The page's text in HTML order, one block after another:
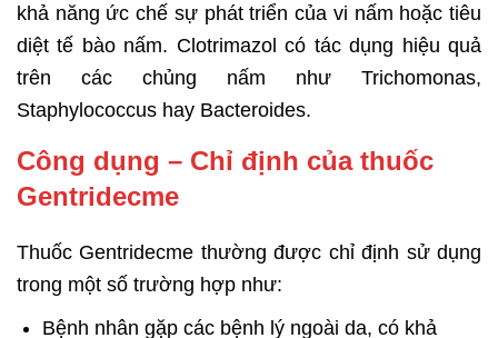
khả năng ức chế sự phát triển của vi nấm hoặc tiêu
diệt tế bào nấm. Clotrimazol có tác dụng hiệu quả
trên các chủng nấm như Trichomonas,
Staphylococcus hay Bacteroides.
Công dụng – Chỉ định của thuốc
Gentridecme
Thuốc Gentridecme thường được chỉ định sử dụng
trong một số trường hợp như:
Bệnh nhân gặp các bệnh lý ngoài da, có khả